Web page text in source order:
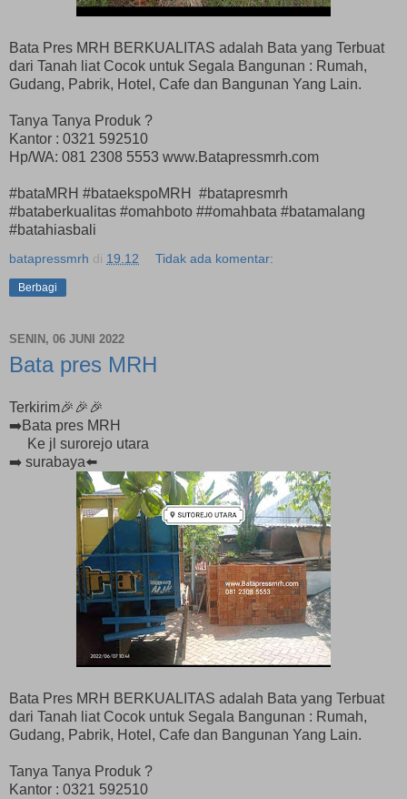
Bata Pres MRH BERKUALITAS adalah Bata yang Terbuat
dari Tanah liat Cocok untuk Segala Bangunan : Rumah,
Gudang, Pabrik, Hotel, Cafe dan Bangunan Yang Lain.
Tanya Tanya Produk ?
Kantor : 0321 592510
Hp/WA: 081 2308 5553 www.Batapressmrh.com
#bataMRH #bataekspoMRH #batapresmrh
#bataberkualitas #omahboto ##omahbata #batamalang
#batahiasbali
batapressmrh di 19.12 Tidak ada komentar:
Berbagi
SENIN, 06 JUNI 2022
Bata pres MRH
Terkirim🎉🎉🎉
➡️Bata pres MRH
Ke jl surorejo utara
➡️ surabaya⬅️
Bata Pres MRH BERKUALITAS adalah Bata yang Terbuat
dari Tanah liat Cocok untuk Segala Bangunan : Rumah,
Gudang, Pabrik, Hotel, Cafe dan Bangunan Yang Lain.
Tanya Tanya Produk ?
Kantor : 0321 592510